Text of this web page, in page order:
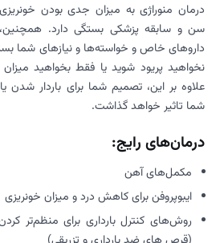
درمان منوراژی به میزان جدی بودن
سن و سابقه پزشکی بستگی دارد.
داروهای خاص و خواسته‌ها و نیازهای شما
نخواهید پریود شوید یا فقط بخواهید
علاوه بر این، تصمیم شما برای باردار شدن
شما تاثیر خواهد گذاشت.
درمان‌های رایج:
مکمل‌های آهن
ایبوپروفن برای کاهش درد و میزان خونریزی
روش‌های کنترل بارداری برای منظم‌تر